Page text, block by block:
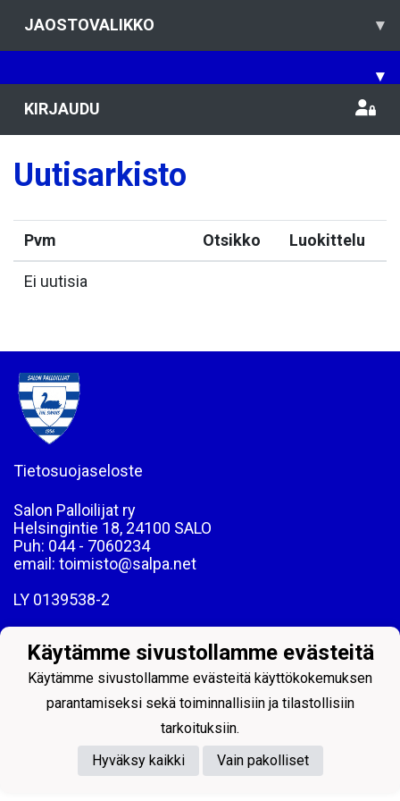
JAOSTOVALIKKO ▾
▾
KIRJAUDU
Uutisarkisto
Pvm Otsikko Luokittelu
Ei uutisia
Tietosuojaseloste
Salon Palloilijat ry
Helsingintie 18, 24100 SALO
Puh: 044 - 7060234
email: toimisto@salpa.net
LY 0139538-2
Powered by
Käytämme sivustollamme evästeitä
Käytämme sivustollamme evästeitä käyttökokemuksen
parantamiseksi sekä toiminnallisiin ja tilastollisiin
tarkoituksiin.
Hyväksy kaikki
Vain pakolliset